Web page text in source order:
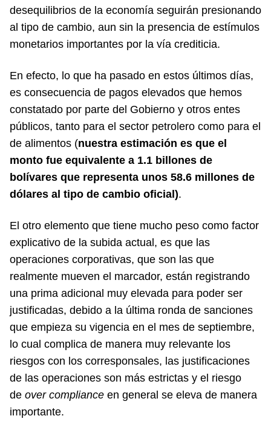
desequilibrios de la economía seguirán presionando
al tipo de cambio, aun sin la presencia de estímulos
monetarios importantes por la vía crediticia.
En efecto, lo que ha pasado en estos últimos días,
es consecuencia de pagos elevados que hemos
constatado por parte del Gobierno y otros entes
públicos, tanto para el sector petrolero como para el
de alimentos (nuestra estimación es que el
monto fue equivalente a 1.1 billones de
bolívares que representa unos 58.6 millones de
dólares al tipo de cambio oficial).
El otro elemento que tiene mucho peso como factor
explicativo de la subida actual, es que las
operaciones corporativas, que son las que
realmente mueven el marcador, están registrando
una prima adicional muy elevada para poder ser
justificadas, debido a la última ronda de sanciones
que empieza su vigencia en el mes de septiembre,
lo cual complica de manera muy relevante los
riesgos con los corresponsales, las justificaciones
de las operaciones son más estrictas y el riesgo
de over compliance en general se eleva de manera
importante.